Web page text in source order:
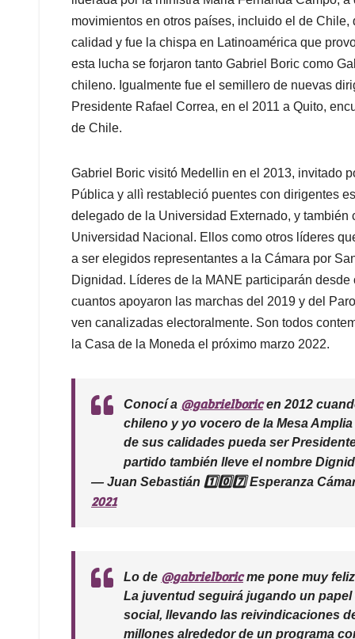
movimientos en otros países, incluido el de
calidad y fue la chispa en Latinoamérica que
esta lucha se forjaron tanto Gabriel Boric como
chileno. Igualmente fue el semillero de nuevas
Presidente Rafael Correa, en el 2011 a Quito,
de Chile.
Gabriel Boric visitó Medellin en el 2013, invitado
Pública y allì restableció puentes con dirigentes
delegado de la Universidad Externado, y también
Universidad Nacional. Ellos como otros líderes
a ser elegidos representantes a la Cámara por
Dignidad. Líderes de la MANE participarán
cuantos apoyaron las marchas del 2019 y del
ven canalizadas electoralmente. Son todos
la Casa de la Moneda el próximo marzo 2022.
Conocí a @gabrielboricen 2012
chileno y yo vocero de la Mesa
de sus calidades pueda ser
partido también lleve el nombre
— Juan Sebastián 1️⃣0️⃣7️⃣ Esperanza
2021
Lo de @gabrielboricme pone muy
La juventud seguirá jugando un
social, llevando las reivindicaciones
millones alrededor de un programa